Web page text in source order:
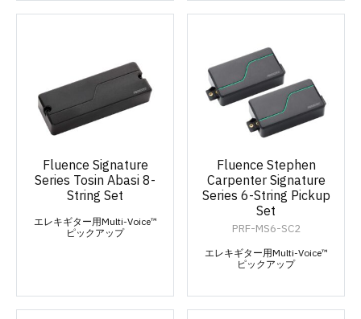
Fluence Signature
Series Tosin Abasi 8-
String Set
エレキギター用Multi-Voice™
ピックアップ
Fluence Stephen
Carpenter Signature
Series 6-String Pickup
Set
PRF-MS6-SC2
エレキギター用Multi-Voice™
ピックアップ